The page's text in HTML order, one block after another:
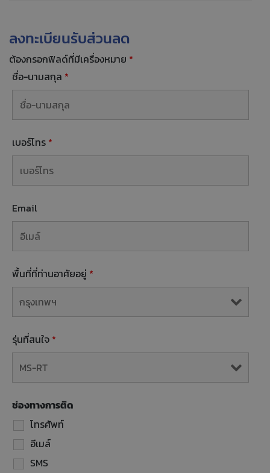
ลงทะเบียนรับส่วนลด
ต้องกรอกฟิลด์ที่มีเครื่องหมาย *
ชื่อ-นามสกุล *
เบอร์โทร *
Email
พื้นที่ที่ท่านอาศัยอยู่ *
รุ่นที่สนใจ *
ช่องทางการติด
โทรศัพท์
อีเมล์
SMS